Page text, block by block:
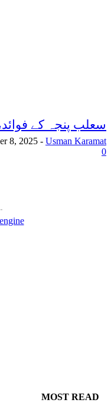
سعلب پنجہ کے
Usman Karamat
-
8, 2025
0
MOST READ